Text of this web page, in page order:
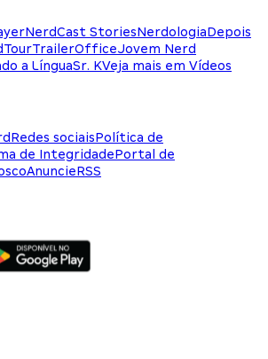
NerdCast StoriesNerdologiaDepois
TrailerOfficeJovem Nerd
a LínguaSr. KVeja mais em Vídeos
Redes sociaisPolítica de
de IntegridadePortal de
AnuncieRSS